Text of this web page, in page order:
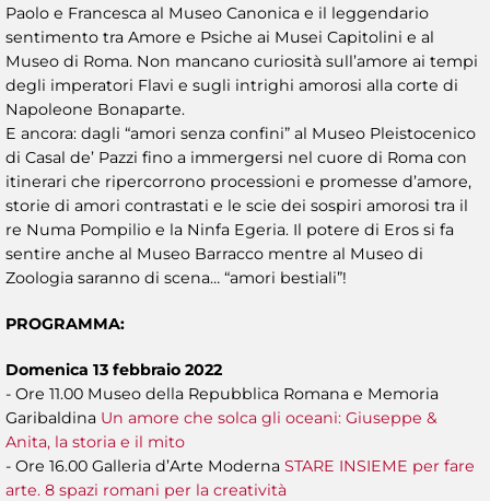
Paolo e Francesca al Museo Canonica e il leggendario
sentimento tra Amore e Psiche ai Musei Capitolini e al
Museo di Roma. Non mancano curiosità sull’amore ai tempi
degli imperatori Flavi e sugli intrighi amorosi alla corte di
Napoleone Bonaparte.
E ancora: dagli “amori senza confini” al Museo Pleistocenico
di Casal de’ Pazzi fino a immergersi nel cuore di Roma con
itinerari che ripercorrono processioni e promesse d’amore,
storie di amori contrastati e le scie dei sospiri amorosi tra il
re Numa Pompilio e la Ninfa Egeria. Il potere di Eros si fa
sentire anche al Museo Barracco mentre al Museo di
Zoologia saranno di scena… “amori bestiali”!
PROGRAMMA:
Domenica 13 febbraio 2022
- Ore 11.00 Museo della Repubblica Romana e Memoria
Garibaldina Un amore che solca gli oceani: Giuseppe &
Anita, la storia e il mito
- Ore 16.00 Galleria d’Arte Moderna STARE INSIEME per fare
arte. 8 spazi romani per la creatività